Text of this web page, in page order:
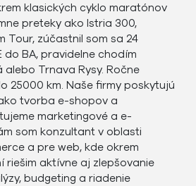
klasických cyklo maratónov
preteky ako Istria 300,
Tour, zúčastnil som sa 24
do BA, pravidelne chodím
Trnava Rysy. Ročne
25000 km. Naše firmy poskytujú
tvorba e-shopov a
marketingové a e-
som konzultant v oblasti
a pre web, kde okrem
riešim aktívne aj zlepšovanie
budgeting a riadenie